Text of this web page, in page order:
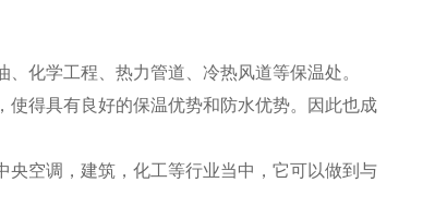
化学工程、热力管道、冷热风道等保温处。
得具有良好的保温优势和防水优势。因此也成
空调，建筑，化工等行业当中，它可以做到与